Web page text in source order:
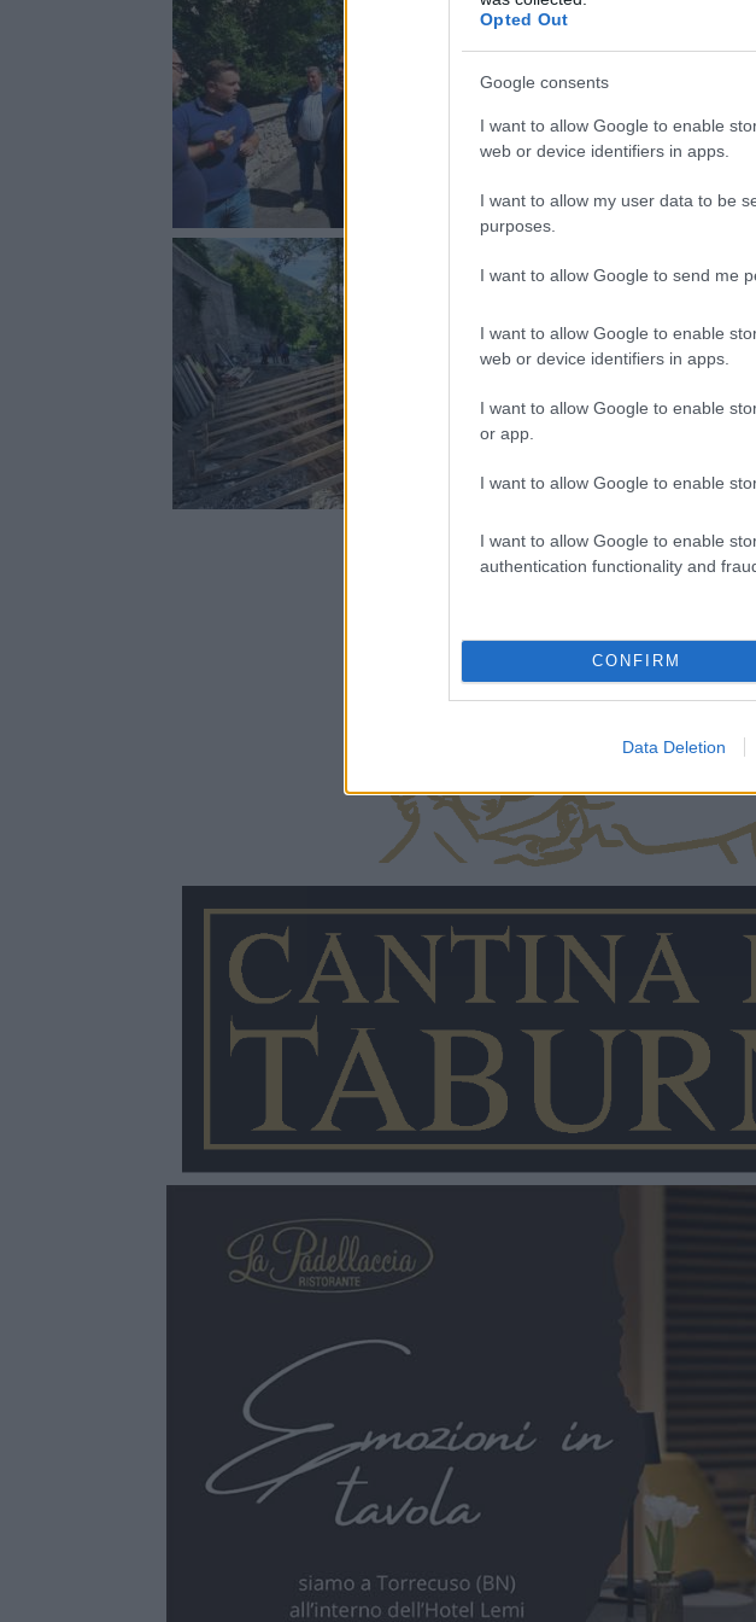
Opted Out
Google consents
I want to allow Google to enable
web or device identifiers in apps.
I want to allow my user data to be
purposes.
I want to allow Google to send me
I want to allow Google to enable
web or device identifiers in apps.
I want to allow Google to enable
or app.
I want to allow Google to enable
I want to allow Google to enable
authentication functionality and
CONFIRM
Data Deletion